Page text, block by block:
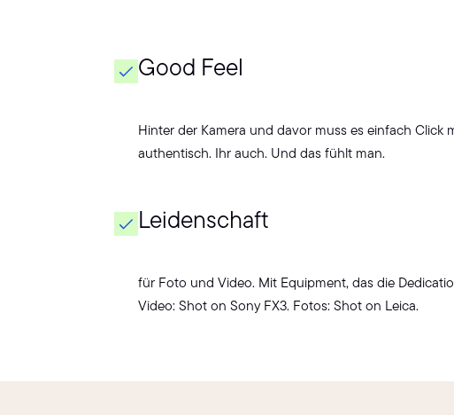
Good Feel
Hinter der Kamera und davor muss es einfach Click
authentisch. Ihr auch. Und das fühlt man.
Leidenschaft
für Foto und Video. Mit Equipment, das die
Video: Shot on Sony FX3. Fotos: Shot on Leica.